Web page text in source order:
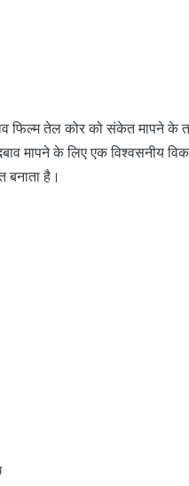
फिल्म तेल कोर को संकेत मापने
मापने के लिए एक विश्वसनीय
बनाता है।